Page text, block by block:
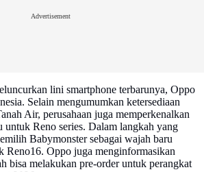
Advertisement
lini smartphone terbarunya, Oppo
Selain mengumumkan ketersediaan
Air, perusahaan juga memperkenalkan
untuk Reno series. Dalam langkah yang
Babymonster sebagai wajah baru
Reno16. Oppo juga menginformasikan
bisa melakukan pre-order untuk perangkat